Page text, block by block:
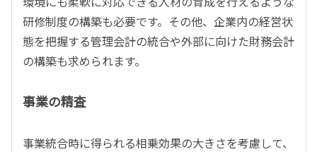
研修制度の構築も必要です。その他、企業内の経営状
態を把握する管理会計の統合や外部に向けた財務会計
の構築も求められます。
事業の精査
事業統合時に得られる相乗効果の大きさを考慮して、